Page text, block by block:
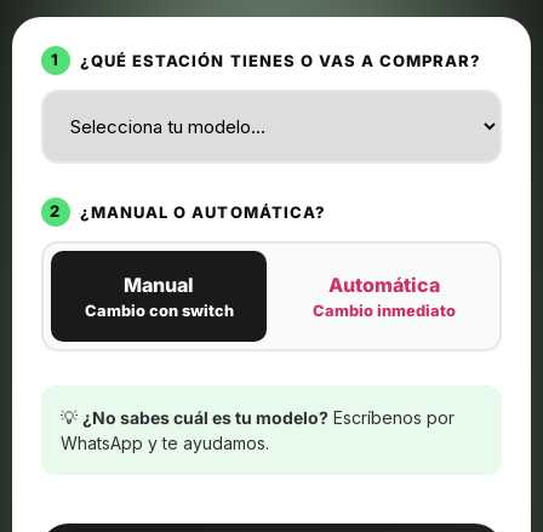
1 ¿QUÉ ESTACIÓN TIENES O VAS A COMPRAR?
2 ¿MANUAL O AUTOMÁTICA?
Manual
Cambio con switch
Automática
Cambio inmediato
💡 ¿No sabes cuál es tu modelo? Escríbenos por
WhatsApp y te ayudamos.